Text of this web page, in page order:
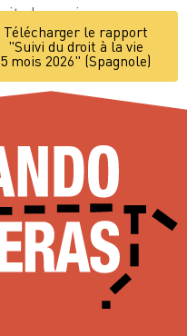
humains
Télécharger le rapport
"Suivi du droit à la vie
5 mois 2026" (Spagnole)